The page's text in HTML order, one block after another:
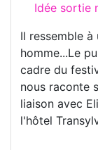
Idée sortie
Il ressemble
homme...Le
cadre du
nous raconte
liaison avec
l'hôtel